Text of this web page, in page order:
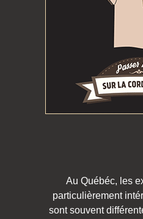
Au Québéc, les
particulièrement
sont souvent